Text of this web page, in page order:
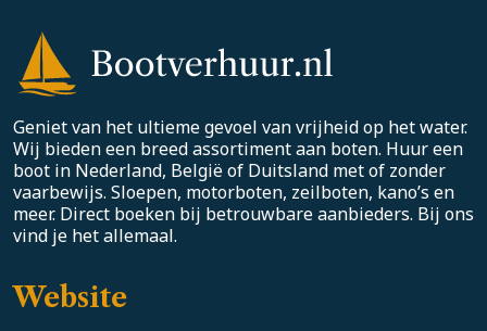
Geniet van het ultieme gevoel van vrijheid op het water.
Wij bieden een breed assortiment aan boten. Huur een
boot in Nederland, België of Duitsland met of zonder
vaarbewijs. Sloepen, motorboten, zeilboten, kano’s en
meer. Direct boeken bij betrouwbare aanbieders. Bij ons
vind je het allemaal.
Website